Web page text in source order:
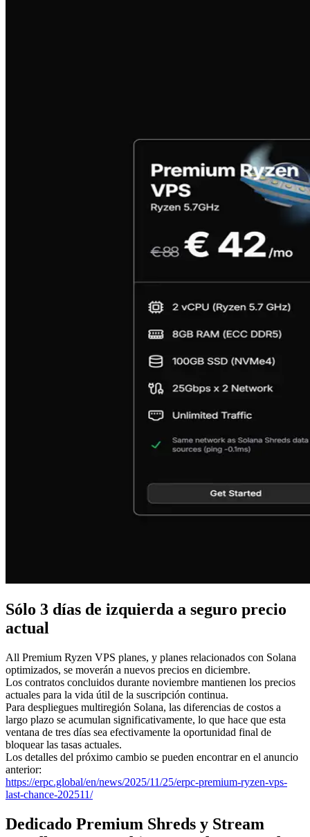
Sólo 3 días de izquierda a seguro precio
actual
All Premium Ryzen VPS planes, y planes relacionados con Solana
optimizados, se moverán a nuevos precios en diciembre.
Los contratos concluidos durante noviembre mantienen los precios
actuales para la vida útil de la suscripción continua.
Para despliegues multiregión Solana, las diferencias de costos a
largo plazo se acumulan significativamente, lo que hace que esta
ventana de tres días sea efectivamente la oportunidad final de
bloquear las tasas actuales.
Los detalles del próximo cambio se pueden encontrar en el anuncio
anterior:
https://erpc.global/en/news/2025/11/25/erpc-premium-ryzen-vps-
last-chance-202511/
Dedicado Premium Shreds y Stream